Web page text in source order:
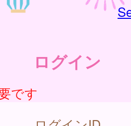
ログイン
です